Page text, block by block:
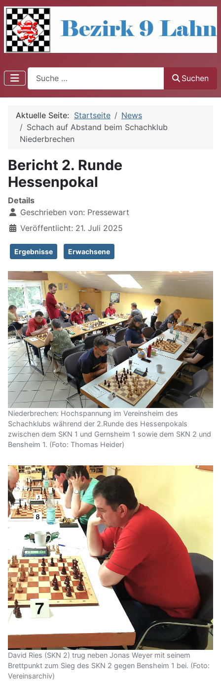
Suchen
Suchen
Aktuelle Seite: Startseite
News
Schach auf Abstand beim Schachklub
Niederbrechen
Bericht 2. Runde
Hessenpokal
Details
Geschrieben von: Pressewart
Veröffentlicht: 21. Juli 2025
Ergebnisse Erwachsene
Niederbrechen: Hochspannung im Vereinsheim des
Schachklubs während der 2.Runde des Hessenpokals
zwischen dem SKN 1 und Gernsheim 1 sowie dem SKN 2 und
Bensheim 1. (Foto: Thomas Heider)
David Ries (SKN 2) trug neben Jonas Weyer mit seinem
Brettpunkt zum Sieg des SKN 2 gegen Bensheim 1 bei. (Foto:
Vereinsarchiv)